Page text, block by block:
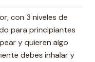
con 3 niveles de
para principiantes
y quieren algo
debes inhalar y